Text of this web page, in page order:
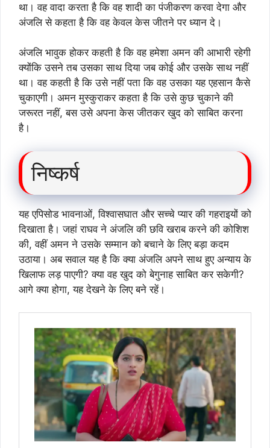
था। वह वादा करता है कि वह शादी का पंजीकरण करवा देगा और
अंजलि से कहता है कि वह केवल केस जीतने पर ध्यान दे।
अंजलि भावुक होकर कहती है कि वह हमेशा अमन की आभारी रहेगी
क्योंकि उसने तब उसका साथ दिया जब कोई और उसके साथ नहीं
था। वह कहती है कि उसे नहीं पता कि वह उसका यह एहसान कैसे
चुकाएगी। अमन मुस्कुराकर कहता है कि उसे कुछ चुकाने की
जरूरत नहीं, बस उसे अपना केस जीतकर खुद को साबित करना
है।
निष्कर्ष
यह एपिसोड भावनाओं, विश्वासघात और सच्चे प्यार की गहराइयों को
दिखाता है। जहां राघव ने अंजलि की छवि खराब करने की कोशिश
की, वहीं अमन ने उसके सम्मान को बचाने के लिए बड़ा कदम
उठाया। अब सवाल यह है कि क्या अंजलि अपने साथ हुए अन्याय के
खिलाफ लड़ पाएगी? क्या वह खुद को बेगुनाह साबित कर सकेगी?
आगे क्या होगा, यह देखने के लिए बने रहें।